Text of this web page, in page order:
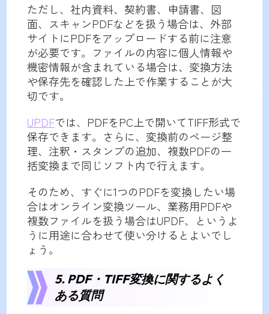
ただし、社内資料、契約書、申請書、図
面、スキャンPDFなどを扱う場合は、外部
サイトにPDFをアップロードする前に注意
が必要です。ファイルの内容に個人情報や
機密情報が含まれている場合は、変換方法
や保存先を確認した上で作業することが大
切です。
UPDFでは、PDFをPC上で開いてTIFF形式で
保存できます。さらに、変換前のページ整
理、注釈・スタンプの追加、複数PDFの一
括変換まで同じソフト内で行えます。
そのため、すぐに1つのPDFを変換したい場
合はオンライン変換ツール、業務用PDFや
複数ファイルを扱う場合はUPDF、というよ
うに用途に合わせて使い分けるとよいでし
ょう。
5. PDF・TIFF変換に関するよく
ある質問